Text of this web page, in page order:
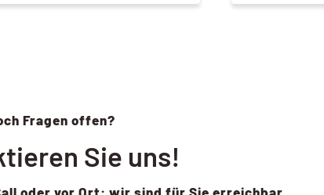
Fragen offen?
Sie uns!
oder vor Ort: wir sind für Sie erreichbar.